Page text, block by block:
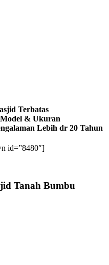
Terbatas
Model & Ukuran
Lebih dr 20 Tahun
id=”8480″]
Tanah Bumbu